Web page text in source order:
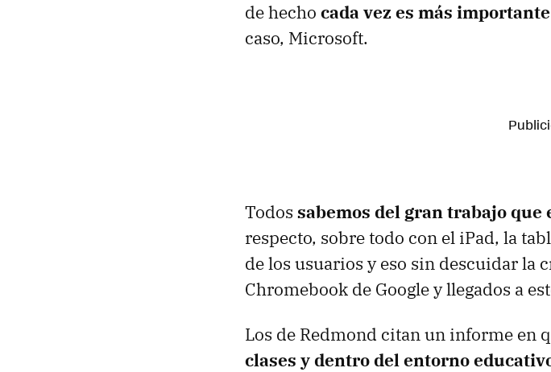
de hecho cada vez es más
caso, Microsoft.
Todos sabemos del gran trabajo que
respecto, sobre todo con el iPad, la
de los usuarios y eso sin descuidar la
Chromebook de Google y llegados a
Los de Redmond citan un informe en
clases y dentro del entorno